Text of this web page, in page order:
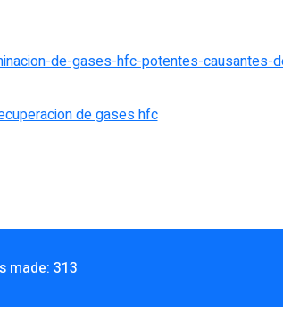
de-gases-hfc-potentes-causantes-
de gases hfc
made: 313